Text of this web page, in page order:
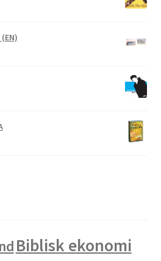
Biblisk ekonomi